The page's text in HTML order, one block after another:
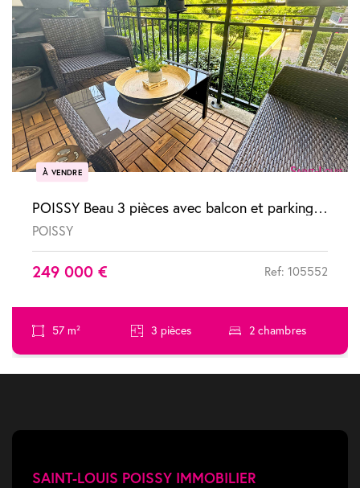
À VENDRE
POISSY Beau 3 pièces avec balcon et parking, proche forêt et RER
POISSY
249 000 € Ref: 105552
57 m² 3 pièces 2 chambres
SAINT-LOUIS POISSY IMMOBILIER